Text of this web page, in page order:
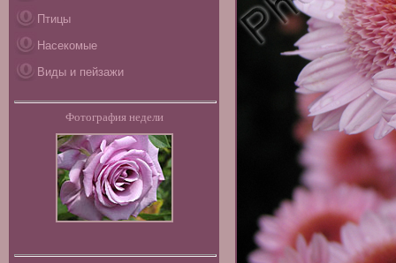
Птицы
Насекомые
Виды и пейзажи
Фотография недели